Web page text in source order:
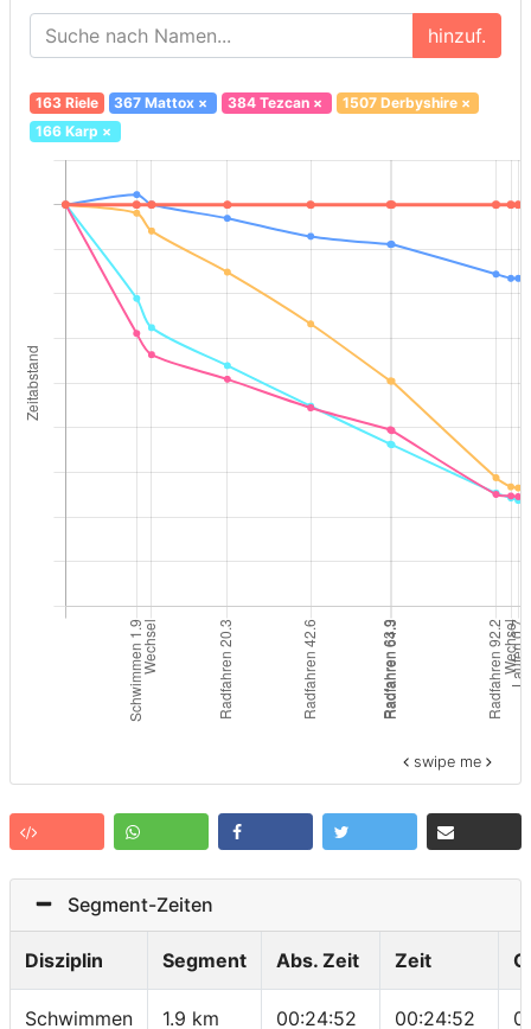
hinzuf.
163 Riele 367 Mattox × 384 Tezcan× 1507 Derbyshire×
166 Karp ×
swipe me
Segment-Zeiten
Disziplin Segment Abs. Zeit Zeit
Schwimmen 1.9 km 00:24:52 00:24:52